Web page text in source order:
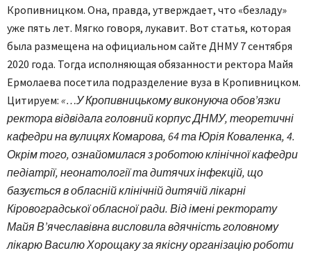
Кропивницком. Она, правда, утверждает, что «безладу»
уже пять лет. Мягко говоря, лукавит. Вот статья, которая
была размещена на официальном сайте ДНМУ 7 сентября
2020 года. Тогда исполняющая обязанности ректора Майя
Ермолаева посетила подразделение вуза в Кропивницком.
Цитируем: «…У Кропивницькому виконуюча обов’язки
ректора відвідала головний корпус ДНМУ, теоретичні
кафедри на вулицях Комарова, 64 та Юрія Коваленка, 4.
Окрім того, ознайомилася з роботою клінічної кафедри
педіатрії, неонатології та дитячих інфекцій, що
базується в обласній клінічній дитячій лікарні
Кіровоградської обласної ради. Від імені ректорату
Майя В’ячеславівна висловила вдячність головному
лікарю Василю Хорощаку за якісну організацію роботи